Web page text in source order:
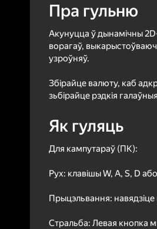
Пра гульню
Акунуцца ў дынамічны
ворагаў,
узроўняў.
Збірайце валюту, каб
зьбірайце рэдкія
Як гуляць
Для кампутараў (ПК):
Рух: клавішы W, A, S, D
Прыцэльвання:
Стральба: Левая кнопка